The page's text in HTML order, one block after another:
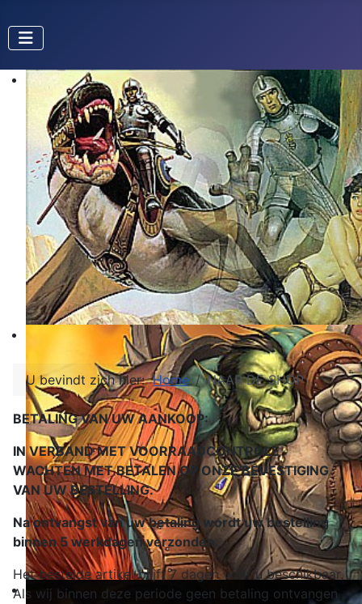
U bevindt zich hier:Home NAAR DE SHOP
BETALING VAN UW AANKOOP:
IN VERBAND MET VOORRAADCONTROLE
WACHTEN MET BETALEN OP ONZE BEVESTIGING
VAN UW BESTELLING.
Na ontvangst van uw betaling wordt uw bestelling
binnen 5 werkdagen verzonden.
Het bestelde artikel blijft 7 dagen voor u beschikbaar.
Als wij binnen deze periode geen betaling ontvangen